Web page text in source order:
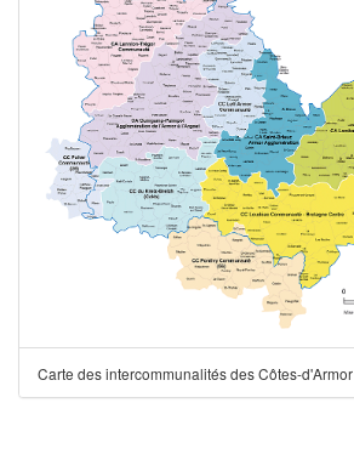
Carte des intercommunalités des Côtes-d'Armor